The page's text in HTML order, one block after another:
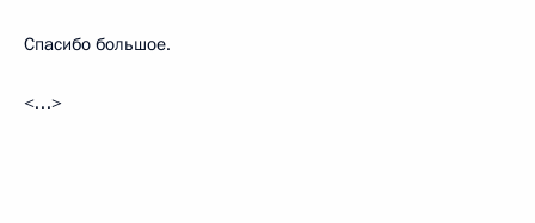
Спасибо большое.
<…>